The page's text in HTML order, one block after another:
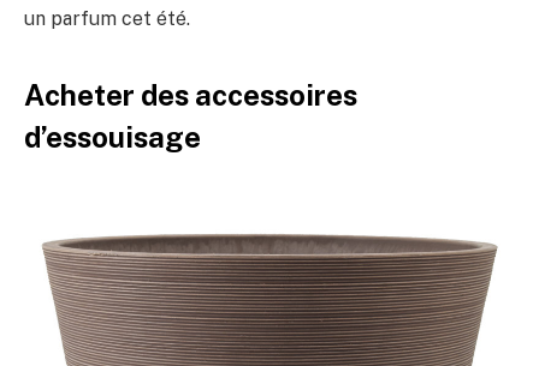
un parfum cet été.
Acheter des accessoires
d’essouisage